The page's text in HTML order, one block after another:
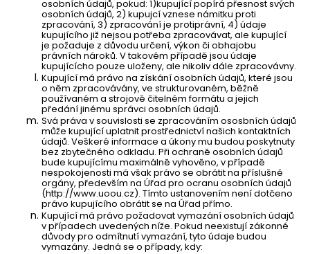
osobních údajů, pokud: 1)kupující popírá přesnost svých
osobních údajů, 2) kupujcí vznese námitku proti
zpracování, 3) zpracování je protiprávní, 4) údaje
kupujícího již nejsou potřeba zpracovávat, ale kupující
je požaduje z důvodu určení, výkon či obhajobu
právních nároků. V takovém případě jsou údaje
kupujícícho pouze uloženy, ale nikoliv dále zpracovávny.
Kupující má právo na získání osobních údajů, které jsou
o něm zpracovávány, ve strukturovaném, běžně
používaném a strojově čitelném formátu a jejich
předání jinému správci osobních údajů.
Svá práva v souvislosti se zpracováním ososbních údajů
může kupující uplatnit prostřednictví našich kontaktních
údajů. Veškeré informace a úkony mu budou poskytnuty
bez zbytečného odkladu. Při ochraně osobních údajů
bude kupujícímu maximálně vyhověno, v případě
nespokojenosti má však právo se obrátit na příslušné
orgány, především na Úřad pro ocranu osobních údajů
(http://www.uoou.cz). Tímto ustanovením není dotčeno
právo kupujícího obrátit se na Úřad přímo.
Kupující má právo požadovat vymazání osobních údajů
v případech uvedených níže. Pokud neexistují zákonné
důvody pro odmítnutí vymazání, tyto údaje budou
vymazány. Jedná se o případy, kdy: